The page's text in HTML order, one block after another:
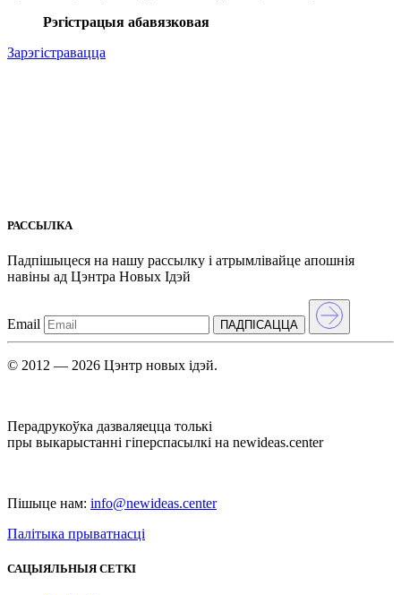
Рэгістрацыя абавязковая
Зарэгістравацца
РАССЫЛКА
Падпішыцеся на нашу рассылкy і атрымлівайце апошнія
навіны ад Цэнтра Новых Iдэй
Email ПАДПIСАЦЦА
© 2012 — 2026 Цэнтр новых ідэй.
Перадрукоўка дазваляецца толькі
пры выкарыстанні гіперспасылкі на newideas.center
Пішыце нам: info@newideas.center
Палітыка прыватнасці
САЦЫЯЛЬНЫЯ СЕТКІ